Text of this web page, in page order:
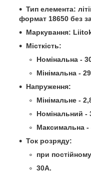
Тип елемента:
формат 18650 без
Маркування:
Місткість:
Номінальна -
Мінімальна -
Напруження:
Мінімальне -
Номінальний -
Максимальна -
Ток розряду:
при
30А.